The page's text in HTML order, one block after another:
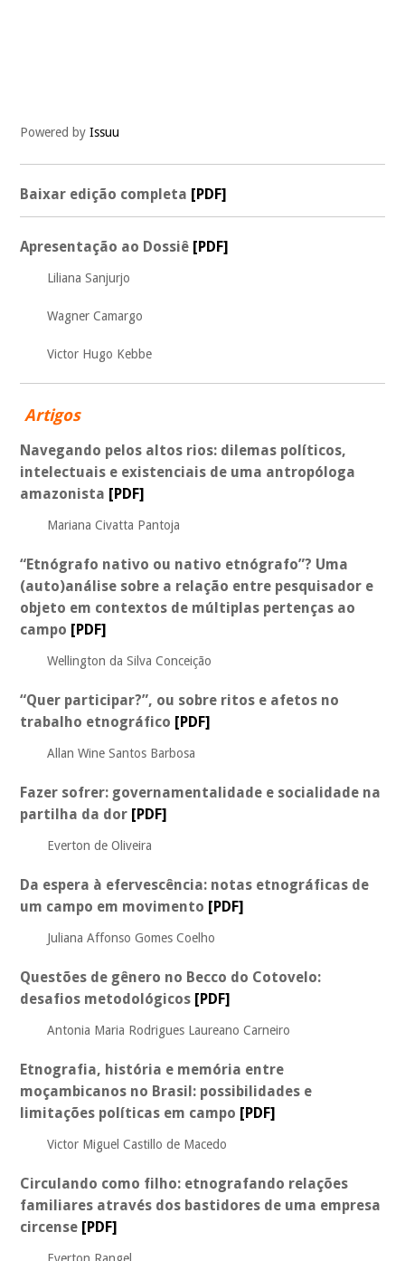
Powered byIssuu
Baixar edição completa [PDF]
Apresentação ao Dossiê [PDF]
Liliana Sanjurjo
Wagner Camargo
Victor Hugo Kebbe
Artigos
Navegando pelos altos rios: dilemas políticos,
intelectuais e existenciais de uma antropóloga
amazonista [PDF]
Mariana Civatta Pantoja
“Etnógrafo nativo ou nativo etnógrafo”? Uma
(auto)análise sobre a relação entre pesquisador e
objeto em contextos de múltiplas pertenças ao
campo [PDF]
Wellington da Silva Conceição
“Quer participar?”, ou sobre ritos e afetos no
trabalho etnográfico [PDF]
Allan Wine Santos Barbosa
Fazer sofrer: governamentalidade e socialidade na
partilha da dor [PDF]
Everton de Oliveira
Da espera à efervescência: notas etnográficas de
um campo em movimento [PDF]
Juliana Affonso Gomes Coelho
Questões de gênero no Becco do Cotovelo:
desafios metodológicos [PDF]
Antonia Maria Rodrigues Laureano Carneiro
Etnografia, história e memória entre
moçambicanos no Brasil: possibilidades e
limitações políticas em campo [PDF]
Victor Miguel Castillo de Macedo
Circulando como filho: etnografando relações
familiares através dos bastidores de uma empresa
circense [PDF]
Everton Rangel